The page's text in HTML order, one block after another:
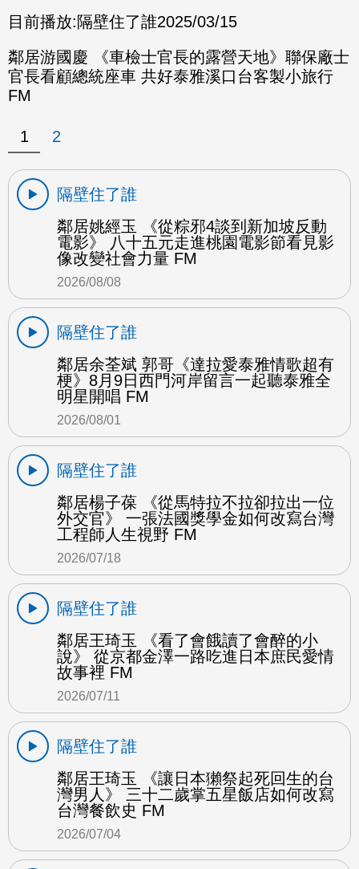
目前播放:隔壁住了誰2025/03/15
鄰居游國慶 《車檢士官長的露營天地》聯保廠士
官長看顧總統座車 共好泰雅溪口台客製小旅行
FM
1 2
隔壁住了誰
鄰居姚經玉 《從粽邪4談到新加坡反動
電影》 八十五元走進桃園電影節看見影
像改變社會力量 FM
2026/08/08
隔壁住了誰
鄰居余荃斌 郭哥《達拉愛泰雅情歌超有
梗》8月9日西門河岸留言一起聽泰雅全
明星開唱 FM
2026/08/01
隔壁住了誰
鄰居楊子葆 《從馬特拉不拉卻拉出一位
外交官》 一張法國獎學金如何改寫台灣
工程師人生視野 FM
2026/07/18
隔壁住了誰
鄰居王琦玉 《看了會餓讀了會醉的小
說》 從京都金澤一路吃進日本庶民愛情
故事裡 FM
2026/07/11
隔壁住了誰
鄰居王琦玉 《讓日本獺祭起死回生的台
灣男人》 三十二歲掌五星飯店如何改寫
台灣餐飲史 FM
2026/07/04